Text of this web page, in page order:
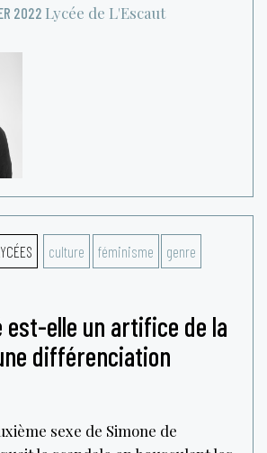
2022 Lycée de L'Escaut
culture féminisme genre
elle un artifice de la
différenciation
sexe de Simone de